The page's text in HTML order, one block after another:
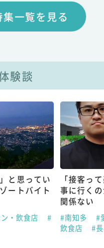
一覧を見る
験談
と思ってい
ートバイト
・飲食店
#
「接客っ
事に行く
関係ない
#南知多
#
飲食店
#